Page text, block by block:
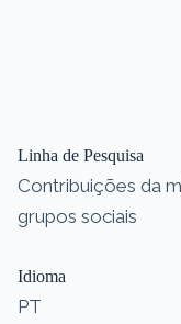
Linha de Pesquisa
Contribuições da
grupos sociais
Idioma
PT